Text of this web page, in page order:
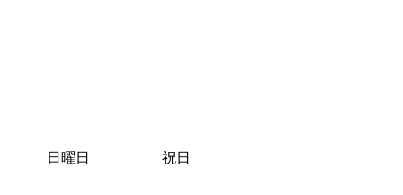
日曜日 祝日